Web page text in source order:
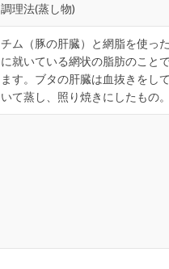
調理法(蒸し物)
チム（豚の肝臓）と網脂を使っ
に就いている網状の脂肪のこと
ます。ブタの肝臓は血抜きをし
いて蒸し、照り焼きにしたもの。